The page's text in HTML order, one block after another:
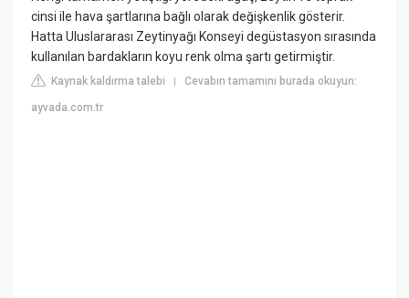
cinsi ile hava şartlarına bağlı olarak değişkenlik gösterir.
Hatta Uluslararası Zeytinyağı Konseyi degüstasyon sırasında
kullanılan bardakların koyu renk olma şartı getirmiştir.
Kaynak kaldırma talebi |Cevabın tamamını burada okuyun:
ayvada.com.tr